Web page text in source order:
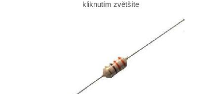
kliknutím zvětšíte